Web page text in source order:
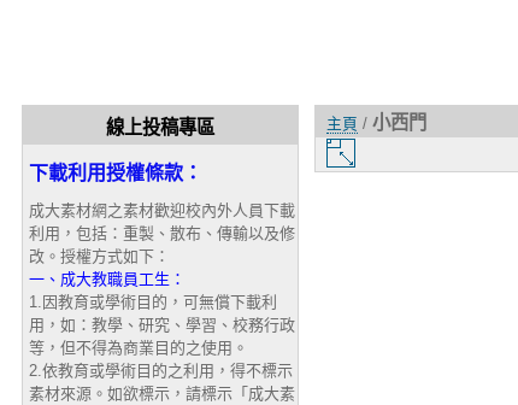
線上投稿專區
下載利用授權條款：
成大素材網之素材歡迎校內外人員下載
利用，包括：重製、散布、傳輸以及修
改。授權方式如下：
一、成大教職員工生：
1.因教育或學術目的，可無償下載利
用，如：教學、研究、學習、校務行政
等，但不得為商業目的之使用。
2.依教育或學術目的之利用，得不標示
素材來源。如欲標示，請標示「成大素
主頁 / 小西門
片